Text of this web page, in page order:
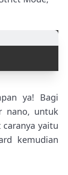
ya! Bagi
nano, untuk
yaitu
kemudian